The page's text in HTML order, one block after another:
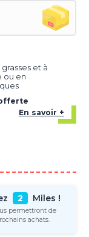
et à
ou en
En savoir +
2 Miles !
permettront de
achats.